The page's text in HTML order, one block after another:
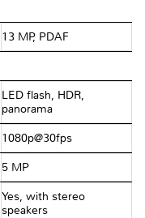
13 MP, PDAF
LED flash, HDR,
panorama
1080p@30fps
5 MP
Yes, with stereo
speakers